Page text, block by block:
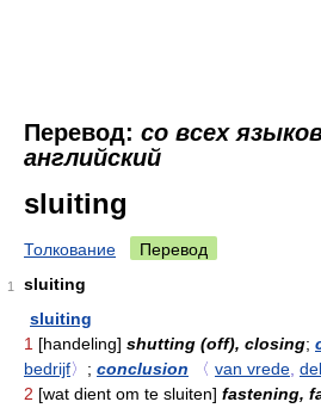
Перевод: со всех
английский
sluiting
Толкование Перевод
1
sluiting
sluiting
1 [handeling] shutting (off), closing;
bedrijf〉 ; conclusion 〈 van vrede
2 [wat dient om te sluiten] fastening,